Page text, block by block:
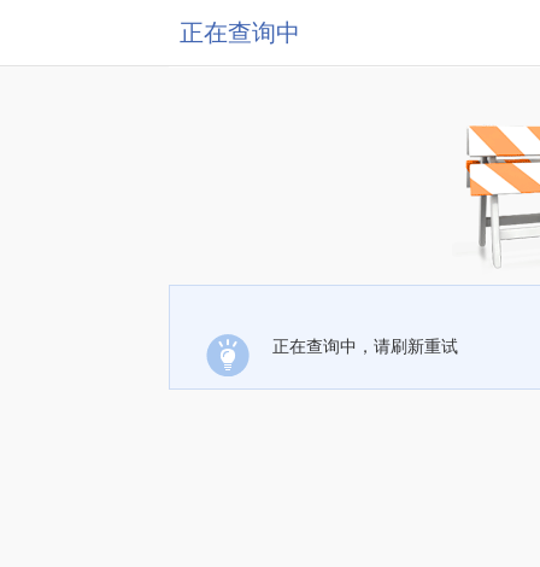
正在查询中
正在查询中，请刷新重试